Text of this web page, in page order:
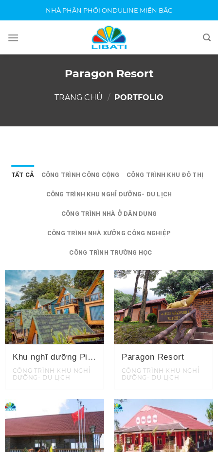
to
NHÀ PHÂN PHỐI ONDULINE MIỀN BẮC
Paragon Resort
TRANG CHỦ / PORTFOLIO
TẤT CẢ CÔNG TRÌNH CÔNG CỘNG CÔNG TRÌNH KHU ĐÔ THỊ
CÔNG TRÌNH KHU NGHỈ DƯỠNG- DU LỊCH
CÔNG TRÌNH NHÀ Ở DÂN DỤNG
CÔNG TRÌNH NHÀ XƯỞNG CÔNG NGHIỆP
CÔNG TRÌNH TRƯỜNG HỌC
Khu nghĩ dưỡng Pine Hill Sapa
CÔNG TRÌNH KHU NGHỈ
DƯỠNG- DU LỊCH
Paragon Resort
CÔNG TRÌNH KHU NGHỈ
DƯỠNG- DU LỊCH